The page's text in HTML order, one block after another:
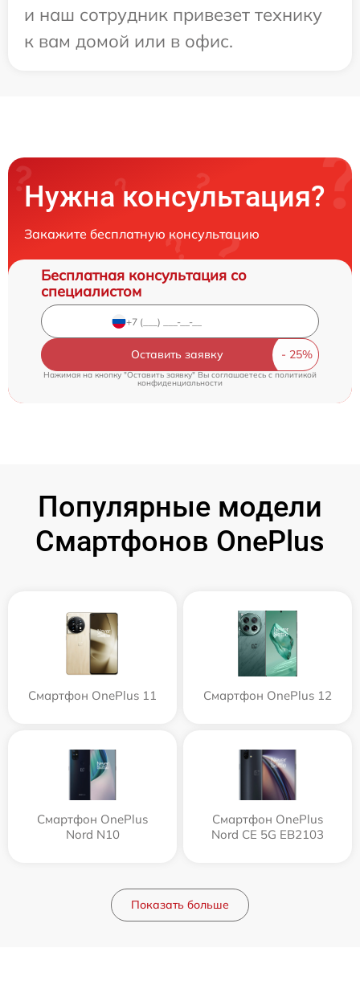
и наш сотрудник привезет технику
к вам домой или в офис.
Нужна консультация?
Закажите бесплатную консультацию
Бесплатная консультация со
специалистом
Оставить заявку
Нажимая на кнопку "Оставить заявку" Вы соглашаетесь c политикой
конфиденциальности
Популярные модели
Смартфонов OnePlus
Смартфон OnePlus 11 Смартфон OnePlus 12
Смартфон OnePlus
Nord N10
Смартфон OnePlus
Nord CE 5G EB2103
Показать больше